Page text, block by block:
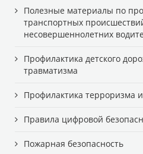
Полезные материалы по
транспортных
несовершеннолетних
Профилактика детского
травматизма
Профилактика терроризма
Правила цифровой
Пожарная безопасность